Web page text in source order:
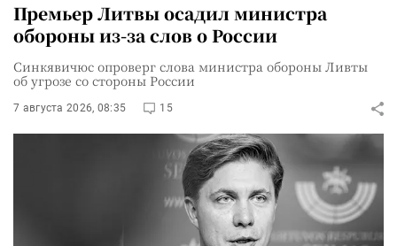
Премьер Литвы осадил министра
обороны из-за слов о России
Синкявичюс опроверг слова министра обороны Ливты
об угрозе со стороны России
7 августа 2026, 08:35 15